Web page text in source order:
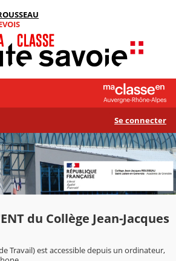
Se connecter
du Collège Jean-Jacques
Travail) est accessible depuis un ordinateur,